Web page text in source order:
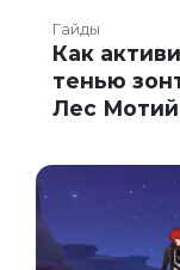
Гайды
Как
тенью
Лес